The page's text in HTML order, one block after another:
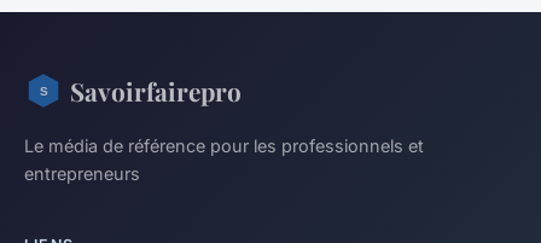
Savoirfairepro
Le média de référence pour les professionnels et
entrepreneurs